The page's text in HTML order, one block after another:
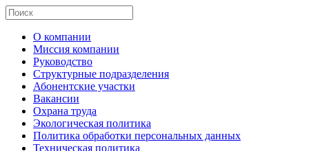
О компании
Миссия компании
Руководство
Структурные подразделения
Абонентские участки
Вакансии
Охрана труда
Экологическая политика
Политика обработки персональных данных
Техническая политика